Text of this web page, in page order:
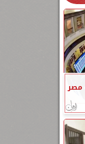
مصر